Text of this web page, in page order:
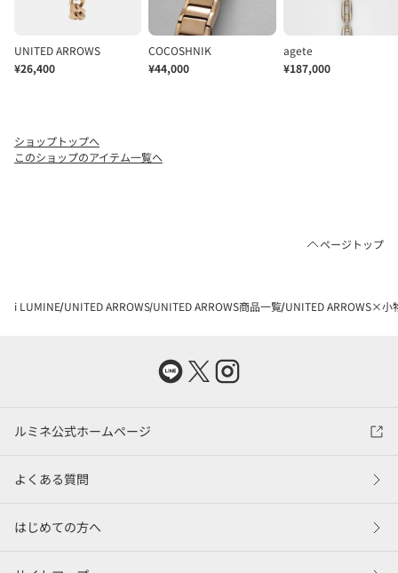
ショップトップへ
このショップのアイテム一覧へ
ページトップ
i LUMINE UNITED ARROWS UNITED ARROWS商品一覧 UNITED ARROWS×小
ルミネ公式ホームページ
よくある質問
はじめての方へ